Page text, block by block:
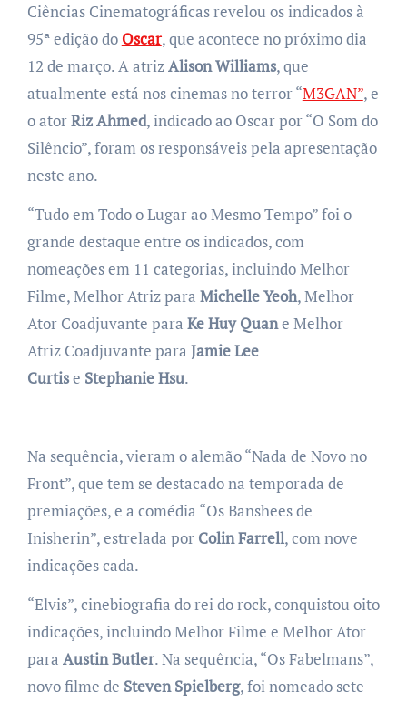
Ciências Cinematográficas revelou os indicados à
95ª edição do Oscar, que acontece no próximo dia
12 de março. A atrizAlison Williams, que
atualmente está nos cinemas no terror “M3GAN”, e
o atorRiz Ahmed, indicado ao Oscar por “O Som do
Silêncio”, foram os responsáveis pela apresentação
neste ano.
“Tudo em Todo o Lugar ao Mesmo Tempo” foi o
grande destaque entre os indicados, com
nomeações em 11 categorias, incluindo Melhor
Filme, Melhor Atriz para Michelle Yeoh, Melhor
Ator Coadjuvante para Ke Huy Quane Melhor
Atriz Coadjuvante para Jamie Lee
Curtise Stephanie Hsu.
Na sequência, vieram o alemão “Nada de Novo no
Front”, que tem se destacado na temporada de
premiações, e a comédia “Os Banshees de
Inisherin”, estrelada por Colin Farrell, com nove
indicações cada.
“Elvis”, cinebiografia do rei do rock, conquistou oito
indicações, incluindo Melhor Filme e Melhor Ator
para Austin Butler. Na sequência, “Os Fabelmans”,
novo filme de Steven Spielberg, foi nomeado sete